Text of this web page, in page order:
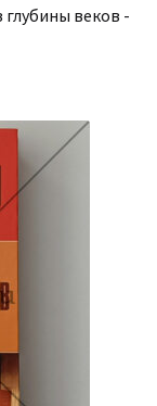
глубины веков -